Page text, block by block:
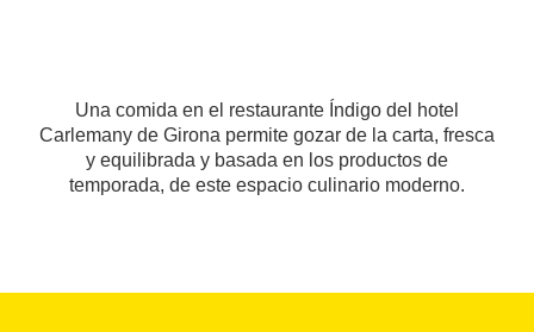
Una comida en el restaurante Índigo del hotel
Carlemany de Girona permite gozar de la carta, fresca
y equilibrada y basada en los productos de
temporada, de este espacio culinario moderno.